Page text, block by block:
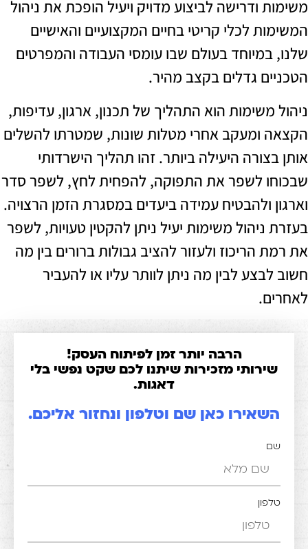
ודרישה לביצוע מדויק ויעיל הופכת את ניהול
לכלי קריטי בחיים המקצועיים והאישיים
בעולם שבו עומסי העבודה והמפרטים
גדלים בקצב מהיר.
הוא התהליך של תכנון, ארגון, עדיפות,
ומעקב אחרי מטלות שונות, שמטרתו להשלים
היעילה ביותר. זהו תהליך הישרדותי
לשפר את התפוקה, להפחית לחץ, לשפר סדר
ולהבטיח עמידה ביעדים במסגרת הזמן הרצויה.
משימות יעיל ניתן להקטין טעויות, לשפר
ולעזור להציב גבולות ברורים בין מה
לבין מה ניתן לוותר עליו או להעביר
הרבה יותר זמן לפיתוח העסק!
מזכירות שיתנו לכם שקט נפשי בלי
דאגות.
כאן שם וטלפון ונחזור אליכם.